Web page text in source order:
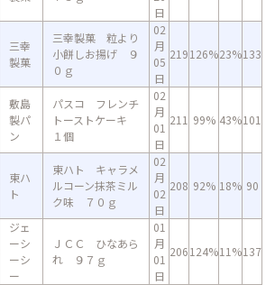
日
三幸
製菓
三幸製菓 粒より
小餅しお揚げ ９
０ｇ
02
月
05
日
219126%23%133
敷島
製パ
ン
パスコ フレンチ
トーストケーキ
１個
02
月
01
日
211 99% 43%101
東ハ
ト
東ハト キャラメ
ルコーン抹茶ミル
ク味 ７０ｇ
02
月
02
日
208 92% 18% 90
ジェ
ーシ
ーシ
ー
ＪＣＣ ひなあら
れ ９７ｇ
01
月
01
日
206124%11%137